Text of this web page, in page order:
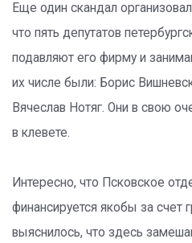
Еще один скандал
что пять депутатов
подавляют его фирму и
их числе были: Борис
Вячеслав Нотяг. Они в свою
в клевете.
Интересно, что Псковское
финансируется якобы за счет
выяснилось, что здесь